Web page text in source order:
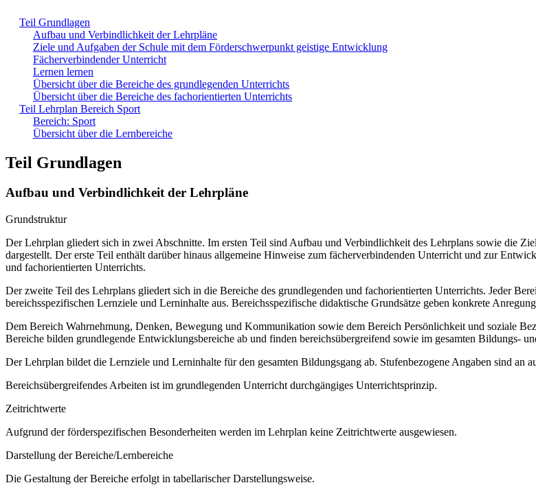
Teil Grundlagen
Aufbau und Verbindlichkeit der Lehrpläne
Ziele und Aufgaben der Schule mit dem Förderschwerpunkt geistige Entwicklung
Fächerverbindender Unterricht
Lernen lernen
Übersicht über die Bereiche des grundlegenden Unterrichts
Übersicht über die Bereiche des fachorientierten Unterrichts
Teil Lehrplan Bereich Sport
Bereich: Sport
Übersicht über die Lernbereiche
Teil Grundlagen
Aufbau und Verbindlichkeit der Lehrpläne
Grundstruktur
Der Lehrplan gliedert sich in zwei Abschnitte. Im ersten Teil sind Aufbau und Verbindlichkeit des Lehrplans sowie die
dargestellt. Der erste Teil enthält darüber hinaus allgemeine Hinweise zum fächerverbindenden Unterricht und zur
und fachorientierten Unterrichts.
Der zweite Teil des Lehrplans gliedert sich in die Bereiche des grundlegenden und fachorientierten Unterrichts. Jeder
bereichsspezifischen Lernziele und Lerninhalte aus. Bereichsspezifische didaktische Grundsätze geben konkrete
Dem Bereich Wahrnehmung, Denken, Bewegung und Kommunikation sowie dem Bereich Persönlichkeit und soziale
Bereiche bilden grundlegende Entwicklungsbereiche ab und finden bereichsübergreifend sowie im gesamten Bildungs-
Der Lehrplan bildet die Lernziele und Lerninhalte für den gesamten Bildungsgang ab. Stufenbezogene Angaben sind an
Bereichsübergreifendes Arbeiten ist im grundlegenden Unterricht durchgängiges Unterrichtsprinzip.
Zeitrichtwerte
Aufgrund der förderspezifischen Besonderheiten werden im Lehrplan keine Zeitrichtwerte ausgewiesen.
Darstellung der Bereiche/Lernbereiche
Die Gestaltung der Bereiche erfolgt in tabellarischer Darstellungsweise.